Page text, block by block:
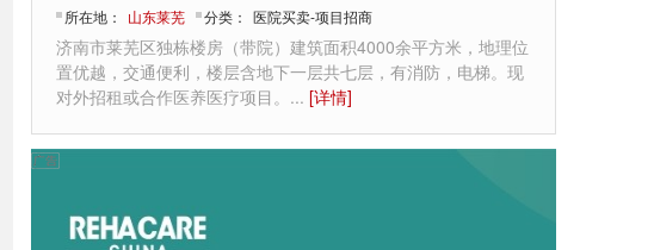
所在地： 山东莱芜 分类： 医院买卖-项目招商
济南市莱芜区独栋楼房（带院）建筑面积4000余平方米，地理位
置优越，交通便利，楼层含地下一层共七层，有消防，电梯。现
对外招租或合作医养医疗项目。 ... [详情]